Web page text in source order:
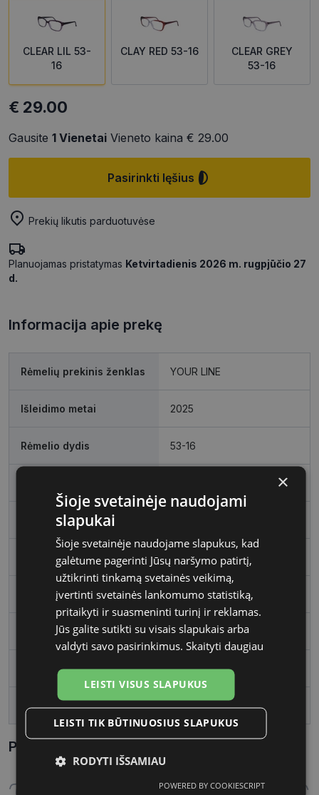
CLEAR LIL 53-
16
CLAY RED 53-16
CLEAR GREY
53-16
€ 29.00
Gausite 1 Vienetai Vieneto kaina € 29.00
Pasirinkti lęšius
Prekių likutis parduotuvėse
Planuojamas pristatymas Ketvirtadienis 2026 m. rugpjūčio 27
d.
Informacija apie prekę
Rėmelių prekinis ženklas YOUR LINE
Išleidimo metai 2025
Rėmelio dydis 53-16
Rėmelio spalva
Rėmelio tipas Plastmasinis
Rėmelio forma Kvadratas
Vartotojų grupė Moterims
Lęšio plotis 53
Tarpnosės plotis, mm 16
Parametrai Kaip sužinoti savo akinių dydį?
×
Šioje svetainėje naudojami
slapukai
Šioje svetainėje naudojame slapukus, kad
galėtume pagerinti Jūsų naršymo patirtį,
užtikrinti tinkamą svetainės veikimą,
įvertinti svetainės lankomumo statistiką,
pritaikyti ir suasmeninti turinį ir reklamas.
Jūs galite sutikti su visais slapukais arba
valdyti savo pasirinkimus. Skaityti daugiau
LEISTI VISUS SLAPUKUS
LEISTI TIK BŪTINUOSIUS SLAPUKUS
RODYTI IŠSAMIAU
POWERED BY COOKIESCRIPT